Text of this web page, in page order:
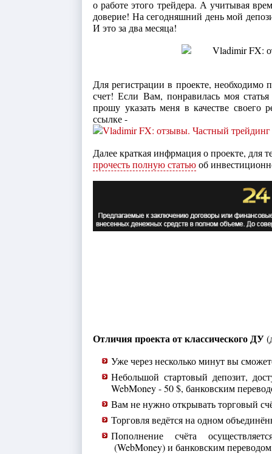
о работе этого трейдера. А учитывая
доверие! На сегодняшний день мой
И это за два месяца!
Для регистрации в проекте,
счет! Если Вам, понравилась моя
прошу указать меня в качестве своего
ссылке -
Далее краткая инфрмация о проекте, для
прочесть полную статьюоб
Отличия проекта от классического ДУ
Уже через несколько минут вы
Небольшой стартовый депозит,
WebMoney - 50 $, банковским
Вам не нужно открывать торговый
Торговля ведётся на одном
Пополнение счёта
(WebMoney) и банковским